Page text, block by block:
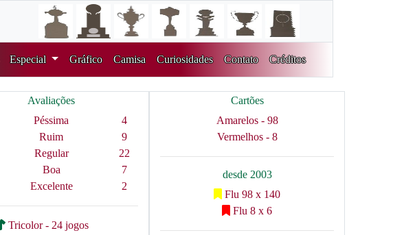
Especial Gráfico Camisa Curiosidades Contato Créditos
Avaliações
Péssima
4
Ruim
9
Regular
22
Boa
7
Excelente 2
Tricolor - 24 jogos
Cartões
Amarelos - 98
Vermelhos - 8
desde 2003
Flu 98 x 140
Flu 8 x 6